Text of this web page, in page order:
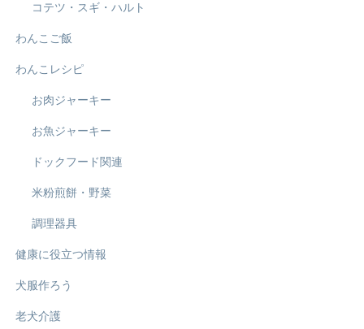
コテツ・スギ・ハルト
わんこご飯
わんこレシピ
お肉ジャーキー
お魚ジャーキー
ドックフード関連
米粉煎餅・野菜
調理器具
健康に役立つ情報
犬服作ろう
老犬介護